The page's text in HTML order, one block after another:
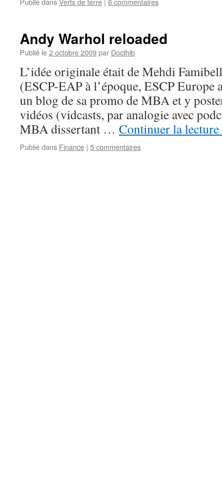
Andy Warhol reloaded
Publié le2 octobre 2009par Docthib
L’idée originale était de Mehdi
(ESCP-EAP à l’époque, ESCP
un blog de sa promo de MBA et y
vidéos (vidcasts, par analogie avec
MBA dissertant … Continuer la lecture
Publié dans Finance | 5 commentaires